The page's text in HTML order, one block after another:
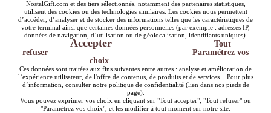
NostalGift.com et des tiers sélectionnés, notamment des partenaires statistiques,
utilisent des cookies ou des technologies similaires. Les cookies nous permettent
d’accéder, d’analyser et de stocker des informations telles que les caractéristiques de
votre terminal ainsi que certaines données personnelles (par exemple : adresses IP,
données de navigation, d’utilisation ou de géolocalisation, identifiants uniques).
Accepter
Tout
refuser
Paramétrez vos
choix
Ces données sont traitées aux fins suivantes entre autres : analyse et amélioration de
l’expérience utilisateur, de l'offre de contenus, de produits et de services... Pour plus
d’information, consulter notre politique de confidentialité (lien dans nos pieds de
page).
Vous pouvez exprimer vos choix en cliquant sur "Tout accepter", "Tout refuser" ou
"Paramétrez vos choix", et les modifier à tout moment sur notre site.